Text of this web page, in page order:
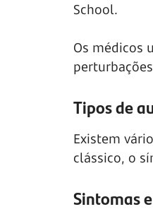
School.
Os médicos
Tipos de
Existem
clássico, o
Sintomas